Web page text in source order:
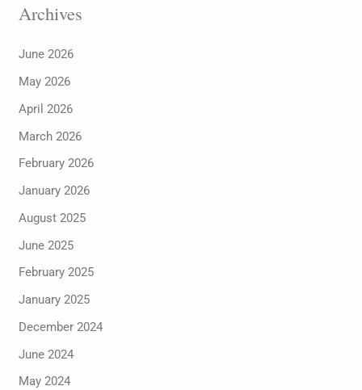
Archives
June 2026
May 2026
April 2026
March 2026
February 2026
January 2026
August 2025
June 2025
February 2025
January 2025
December 2024
June 2024
May 2024